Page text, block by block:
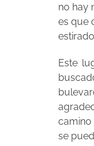
no hay
es que
Este
se